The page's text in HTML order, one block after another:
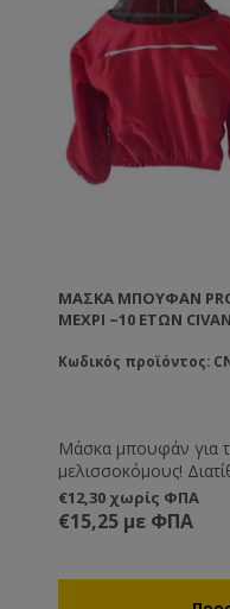
ΜΆΣΚΑ ΜΠΟΥΦΆΝ
ΜΈΧΡΙ ~10 ΕΤΏΝ CIVAN
Κωδικός προϊόντος:
Μάσκα μπουφάν για
μελισσοκόμους!
χρώμα. Διαθέτει μία
κοιλιάς.
€12,30 χωρίς ΦΠΑ
€15,25 με ΦΠΑ